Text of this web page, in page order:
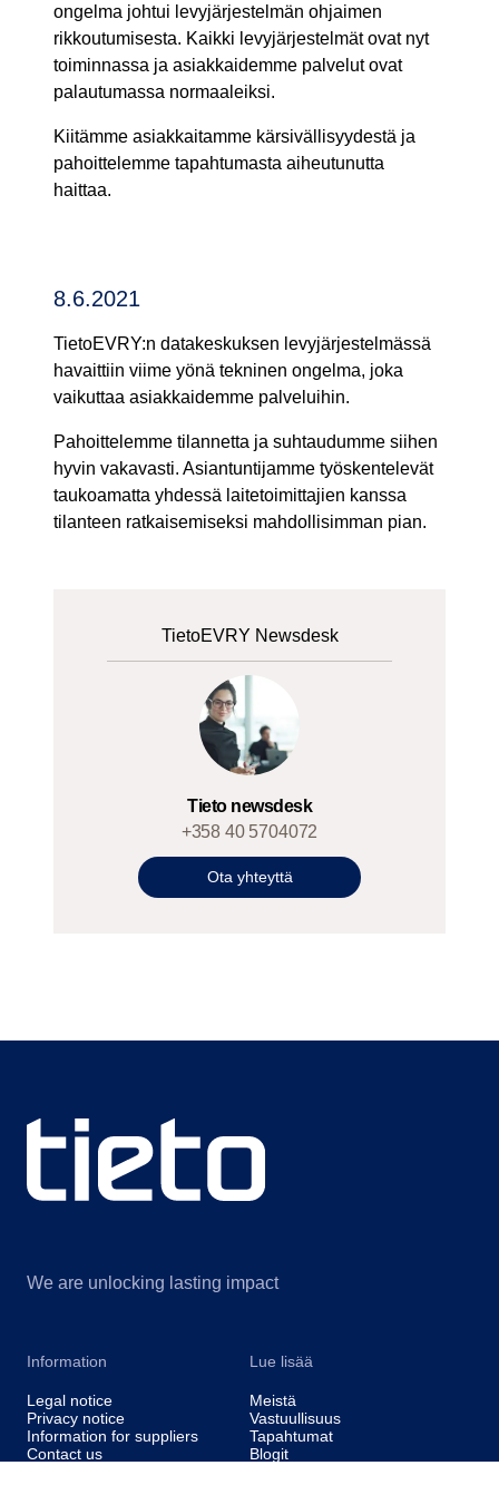
ongelma johtui levyjärjestelmän ohjaimen
rikkoutumisesta. Kaikki levyjärjestelmät ovat nyt
toiminnassa ja asiakkaidemme palvelut ovat
palautumassa normaaleiksi.
Kiitämme asiakkaitamme kärsivällisyydestä ja
pahoittelemme tapahtumasta aiheutunutta
haittaa.
8.6.2021
TietoEVRY:n datakeskuksen levyjärjestelmässä
havaittiin viime yönä tekninen ongelma, joka
vaikuttaa asiakkaidemme palveluihin.
Pahoittelemme tilannetta ja suhtaudumme siihen
hyvin vakavasti. Asiantuntijamme työskentelevät
taukoamatta yhdessä laitetoimittajien kanssa
tilanteen ratkaisemiseksi mahdollisimman pian.
TietoEVRY Newsdesk
Tieto newsdesk
+358 40 5704072
Ota yhteyttä
We are unlocking lasting impact
Information
Legal notice
Privacy notice
Information for suppliers
Contact us
Lue lisää
Meistä
Vastuullisuus
Tapahtumat
Blogit